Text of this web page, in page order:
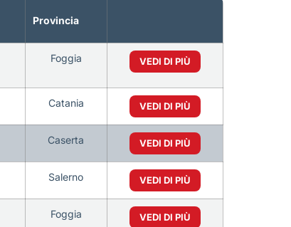
Provincia
Foggia VEDI DI PIÙ
Catania VEDI DI PIÙ
Caserta VEDI DI PIÙ
Salerno VEDI DI PIÙ
Foggia VEDI DI PIÙ